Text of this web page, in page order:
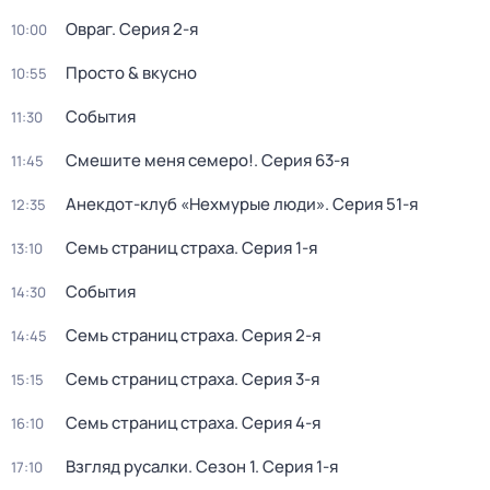
10:00 Овраг. Серия 2-я
10:55 Просто & вкусно
11:30 События
11:45 Смешите меня семеро!. Серия 63-я
12:35 Анекдот-клуб «Нехмурые люди». Серия 51-я
13:10 Семь страниц страха. Серия 1-я
14:30 События
14:45 Семь страниц страха. Серия 2-я
15:15 Семь страниц страха. Серия 3-я
16:10 Семь страниц страха. Серия 4-я
17:10 Взгляд русалки. Сезон 1. Серия 1-я